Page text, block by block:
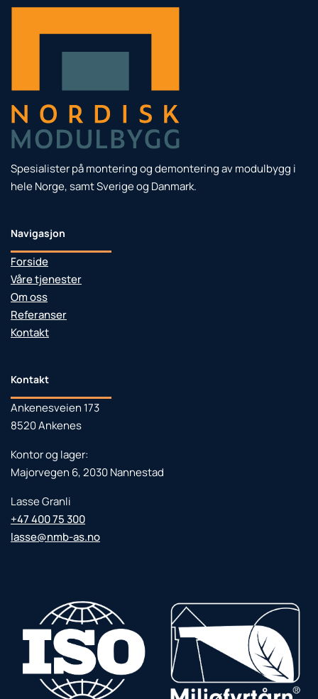
Spesialister på montering og demontering av modulbygg i
hele Norge, samt Sverige og Danmark.
Navigasjon
Forside
Våre tjenester
Om oss
Referanser
Kontakt
Kontakt
Ankenesveien 173
8520 Ankenes
Kontor og lager:
Majorvegen 6, 2030 Nannestad
Lasse Granli
+47 400 75 300
lasse@nmb-as.no